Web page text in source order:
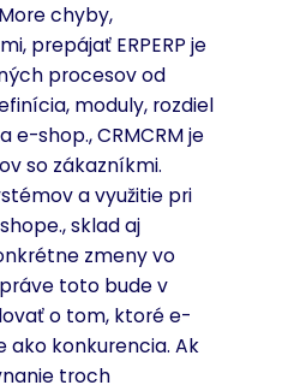
chyby,
prepájať ERPERP je
procesov od
moduly, rozdiel
e-shop., CRMCRM je
so zákazníkmi.
a využitie pri
sklad aj
zmeny vo
toto bude v
o tom, ktoré e-
ako konkurencia. Ak
troch